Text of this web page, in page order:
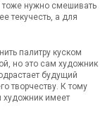
нужно смешивать
текучесть, а для
палитру куском
но это сам художник
будущий
творчеству. К тому
художник имеет